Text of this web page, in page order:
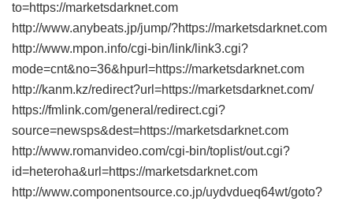
to=https://marketsdarknet.com
http://www.anybeats.jp/jump/?https://marketsdarknet.com
http://www.mpon.info/cgi-bin/link/link3.cgi?
mode=cnt&no=36&hpurl=https://marketsdarknet.com
http://kanm.kz/redirect?url=https://marketsdarknet.com/
https://fmlink.com/general/redirect.cgi?
source=newsps&dest=https://marketsdarknet.com
http://www.romanvideo.com/cgi-bin/toplist/out.cgi?
id=heteroha&url=https://marketsdarknet.com
http://www.componentsource.co.jp/uydvdueq64wt/goto?